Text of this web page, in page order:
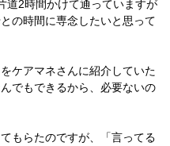
道2時間かけて通っていますが
の時間に専念したいと思って
ケアマネさんに紹介していた
でもできるから、必要ないの
もらたのですが、「言ってる